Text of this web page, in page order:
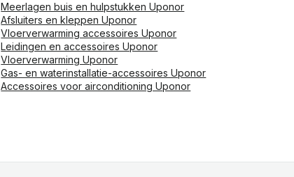
Meerlagen buis en hulpstukken Uponor
Afsluiters en kleppen Uponor
Vloerverwarming accessoires Uponor
Leidingen en accessoires Uponor
Vloerverwarming Uponor
Gas- en waterinstallatie-accessoires Uponor
Accessoires voor airconditioning Uponor